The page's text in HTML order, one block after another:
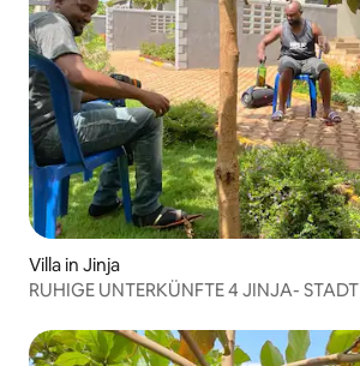
Villa in Jinja
RUHIGE UNTERKÜNFTE 4 JINJA- STADT